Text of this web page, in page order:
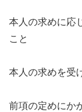
本人の求めに応
こと
本人の求めを受
前項の定めにか